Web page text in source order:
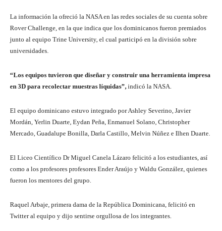
La información la ofreció la NASA en las redes sociales de su cuenta sobre
Rover Challenge, en la que indica que los dominicanos fueron premiados
junto al equipo Trine University, el cual participó en la división sobre
universidades.
“Los equipos tuvieron que diseñar y construir una herramienta impresa
en 3D para recolectar muestras líquidas”, indicó la NASA.
El equipo dominicano estuvo integrado por Ashley Severino, Javier
Mordán, Yerlin Duarte, Eydan Peña, Enmanuel Solano, Christopher
Mercado, Guadalupe Bonilla, Darla Castillo, Melvin Núñez e Ilhen Duarte.
El Liceo Científico Dr Miguel Canela Lázaro felicitó a los estudiantes, así
como a los profesores profesores Ender Araújo y Waldu González, quienes
fueron los mentores del grupo.
Raquel Arbaje, primera dama de la República Dominicana, felicitó en
Twitter al equipo y dijo sentirse orgullosa de los integrantes.